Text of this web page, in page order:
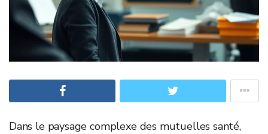
Dans le paysage complexe des mutuelles santé,